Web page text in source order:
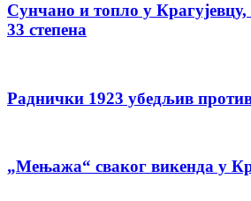
Сунчано и топло у Крагујевцу,
33 степена
Раднички 1923 убедљив
„Мењажа“ сваког викенда у